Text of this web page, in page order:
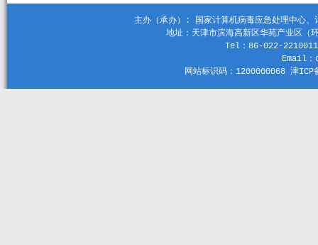
主办（承办）: 国家计算机病毒应急处理中心
地址：天津市滨海高新区华苑产业区
Tel：86-022-
Email
网站标识码：1200000068 津